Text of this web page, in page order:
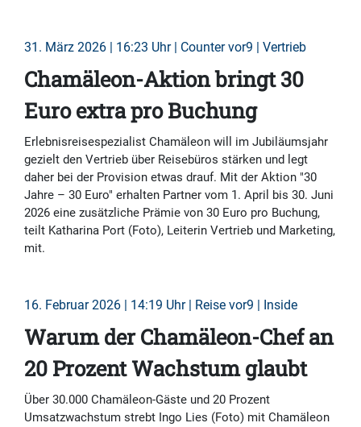
31. März 2026 | 16:23 Uhr | Counter vor9 | Vertrieb
Chamäleon-Aktion bringt 30
Euro extra pro Buchung
Erlebnisreisespezialist Chamäleon will im Jubiläumsjahr
gezielt den Vertrieb über Reisebüros stärken und legt
daher bei der Provision etwas drauf. Mit der Aktion "30
Jahre – 30 Euro" erhalten Partner vom 1. April bis 30. Juni
2026 eine zusätzliche Prämie von 30 Euro pro Buchung,
teilt Katharina Port (Foto), Leiterin Vertrieb und Marketing,
mit.
16. Februar 2026 | 14:19 Uhr | Reise vor9 | Inside
Warum der Chamäleon-Chef an
20 Prozent Wachstum glaubt
Über 30.000 Chamäleon-Gäste und 20 Prozent
Umsatzwachstum strebt Ingo Lies (Foto) mit Chamäleon